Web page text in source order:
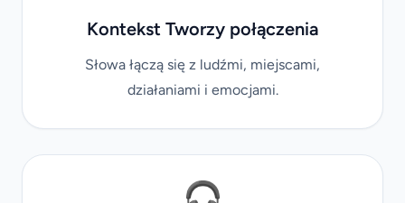
Kontekst Tworzy połączenia
Słowa łączą się z ludźmi, miejscami,
działaniami i emocjami.